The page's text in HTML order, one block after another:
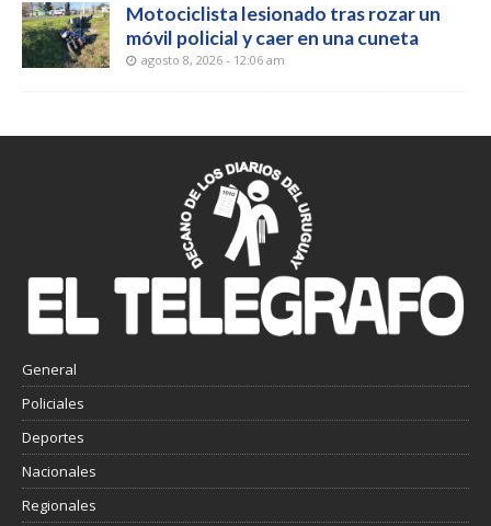
Motociclista lesionado tras rozar un
móvil policial y caer en una cuneta
agosto 8, 2026 - 12:06 am
General
Policiales
Deportes
Nacionales
Regionales